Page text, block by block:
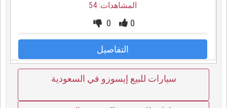
المشاهدات: 54
0
0
التفاصيل
سيارات للبيع إيسوزو في السعودية